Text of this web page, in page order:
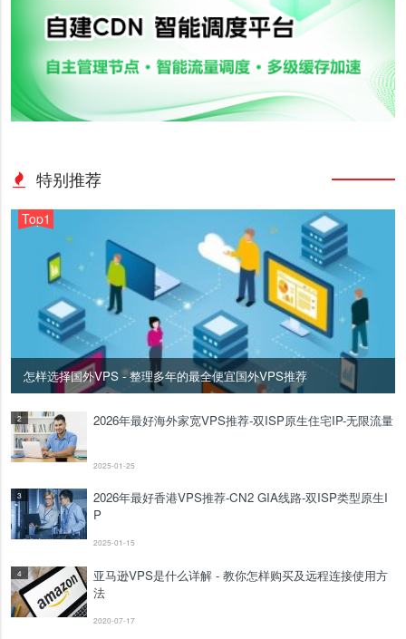
特别推荐
Top1
怎样选择国外VPS - 整理多年的最全便宜国外VPS推荐
2 2026年最好海外家宽VPS推荐-双ISP原生住宅IP-无限流量
2025-01-25
3
2026年最好香港VPS推荐-CN2 GIA线路-双ISP类型原生I
P
2025-01-15
4
亚马逊VPS是什么详解 - 教你怎样购买及远程连接使用方
法
2020-07-17